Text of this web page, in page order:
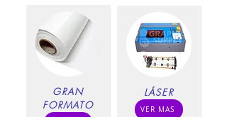
GRAN
FORMATO
LÁSER
VER MAS